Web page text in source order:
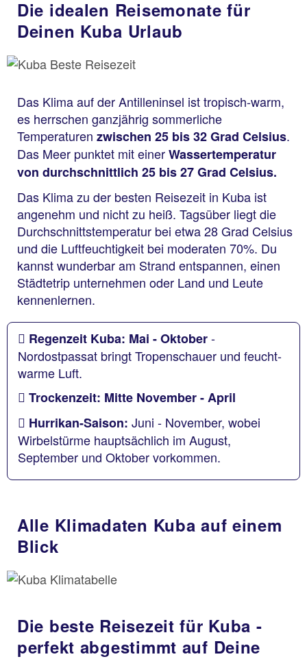
Die idealen Reisemonate für
Deinen Kuba Urlaub
Das Klima auf der Antilleninsel ist tropisch-warm,
es herrschen ganzjährig sommerliche
Temperaturen zwischen 25 bis 32 Grad Celsius.
Das Meer punktet mit einerWassertemperatur
von durchschnittlich 25 bis 27 Grad Celsius.
Das Klima zu der besten Reisezeit in Kuba ist
angenehm und nicht zu heiß. Tagsüber liegt die
Durchschnittstemperatur bei etwa 28 Grad Celsius
und die Luftfeuchtigkeit bei moderaten 70%. Du
kannst wunderbar am Strand entspannen, einen
Städtetrip unternehmen oder Land und Leute
kennenlernen.
Regenzeit Kuba: Mai - Oktober-
Nordostpassat bringt Tropenschauer und feucht-
warme Luft.
Trockenzeit: Mitte November - April
Hurrikan-Saison: Juni - November, wobei
Wirbelstürme hauptsächlich im August,
September und Oktober vorkommen.
Alle Klimadaten Kuba auf einem
Blick
Die beste Reisezeit für Kuba -
perfekt abgestimmt auf Deine